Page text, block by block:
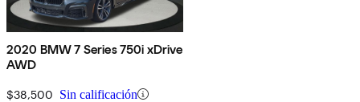
2020 BMW 7 Series 750i xDrive
AWD
$38,500 Sin calificación